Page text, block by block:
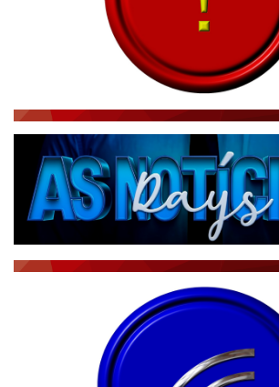
ÚLTIMAS NOTÍCIAS
NOTÍCIAS TAMBÉM NA TELA
BRASIL MUNDO AO VIVO